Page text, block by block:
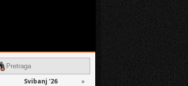
Svibanj '26
»